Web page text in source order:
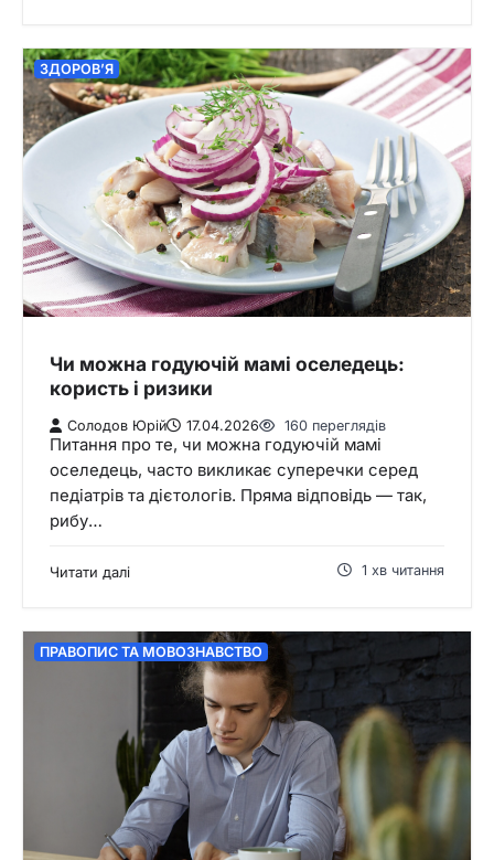
ЗДОРОВʼЯ
Чи можна годуючій мамі оселедець:
користь і ризики
Солодов Юрій 17.04.2026 160 переглядів
Питання про те, чи можна годуючій мамі
оселедець, часто викликає суперечки серед
педіатрів та дієтологів. Пряма відповідь — так,
рибу…
Читати далі 1 хв читання
ПРАВОПИС ТА МОВОЗНАВСТВО